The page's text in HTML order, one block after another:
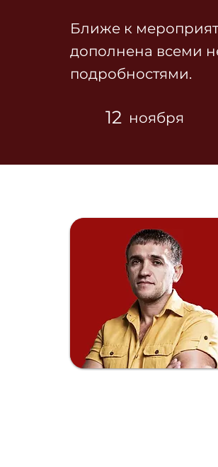
Ближе к
дополнена всеми
подробностями.
12 ноября